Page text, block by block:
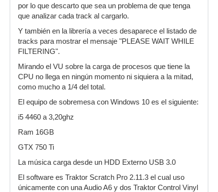
por lo que descarto que sea un problema de que tenga
que analizar cada track al cargarlo.
Y también en la librería a veces desaparece el listado de
tracks para mostrar el mensaje "PLEASE WAIT WHILE
FILTERING".
Mirando el VU sobre la carga de procesos que tiene la
CPU no llega en ningún momento ni siquiera a la mitad,
como mucho a 1/4 del total.
El equipo de sobremesa con Windows 10 es el siguiente:
i5 4460 a 3,20ghz
Ram 16GB
GTX 750 Ti
La música carga desde un HDD Externo USB 3.0
El software es Traktor Scratch Pro 2.11.3 el cual uso
únicamente con una Audio A6 y dos Traktor Control Vinyl